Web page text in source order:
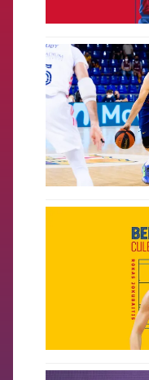
FCB Barcelona badge